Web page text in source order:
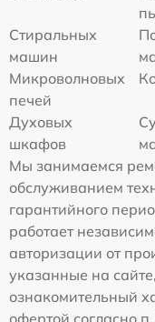
Стиральных
машин
Микроволновых
печей
Духовых
шкафов
Мы занимаемся
обслуживанием
гарантийного
работает
авторизации от
указанные на
ознакомительный
офертой согласно